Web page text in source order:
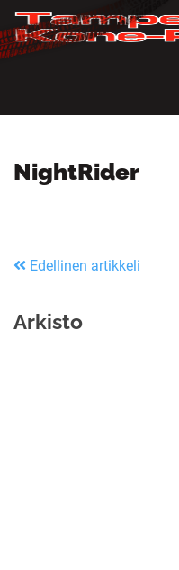
NightRider
Edellinen artikkeli
Arkisto